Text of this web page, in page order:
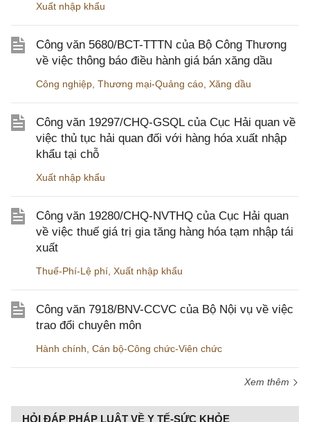
Xuất nhập khẩu
Công văn 5680/BCT-TTTN của Bộ Công Thương
về việc thông báo điều hành giá bán xăng dầu
Công nghiệp Thương mại-Quảng cáo Xăng dầu
Công văn 19297/CHQ-GSQL của Cục Hải quan về
việc thủ tục hải quan đối với hàng hóa xuất nhập
khẩu tại chỗ
Xuất nhập khẩu
Công văn 19280/CHQ-NVTHQ của Cục Hải quan
về việc thuế giá trị gia tăng hàng hóa tạm nhập tái
xuất
Thuế-Phí-Lệ phí Xuất nhập khẩu
Công văn 7918/BNV-CCVC của Bộ Nội vụ về việc
trao đổi chuyên môn
Hành chính Cán bộ-Công chức-Viên chức
Xem thêm
HỎI ĐÁP PHÁP LUẬT VỀ Y TẾ-SỨC KHỎE